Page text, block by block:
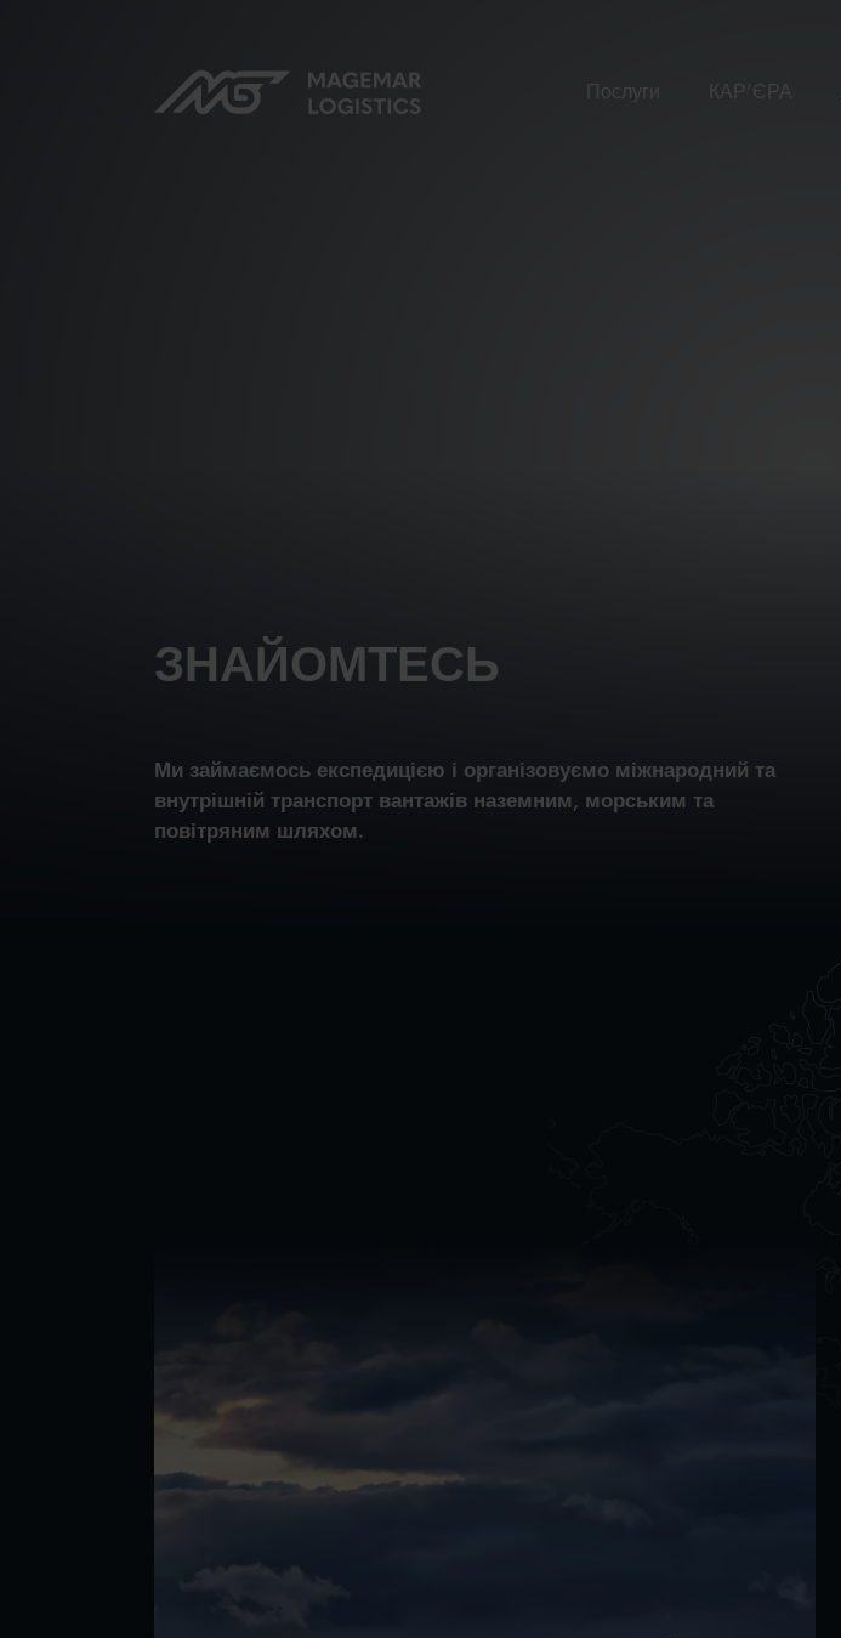
Послуги КАР’ЄРА
ЗНАЙОМТЕСЬ
Ми займаємось експедицією і організовуємо міжнародний та
внутрішній транспорт вантажів наземним, морським та
повітряним шляхом.